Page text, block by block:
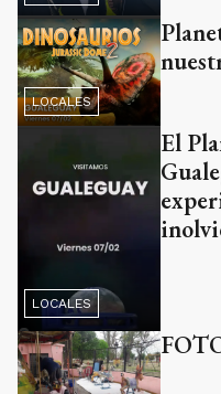
LOCALES
LOCALES
El